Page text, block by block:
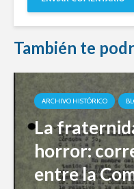
También te
ARCHIVO HISTÓRICO
La
horror:
entre la